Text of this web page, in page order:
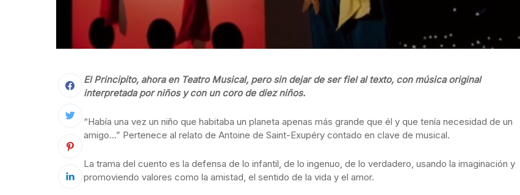
El Principito, ahora en Teatro Musical, pero sin dejar de ser fiel al texto, con música original
interpretada por niños y con un coro de diez niños.
“Había una vez un niño que habitaba un planeta apenas más grande que él y que tenía necesidad de un
amigo…” Pertenece al relato de Antoine de Saint-Exupéry contado en clave de musical.
La trama del cuento es la defensa de lo infantil, de lo ingenuo, de lo verdadero, usando la imaginación y
promoviendo valores como la amistad, el sentido de la vida y el amor.